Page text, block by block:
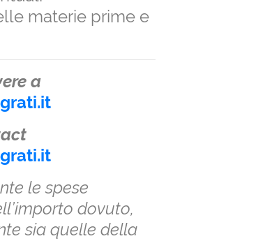
materie prime e
a
le spese
dovuto,
sia quelle della